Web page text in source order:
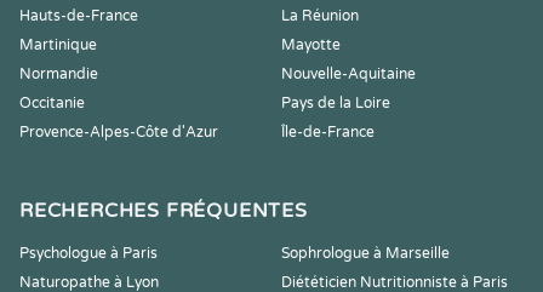
Hauts-de-France
La Réunion
Martinique
Mayotte
Normandie
Nouvelle-Aquitaine
Occitanie
Pays de la Loire
Provence-Alpes-Côte d'Azur
Île-de-France
RECHERCHES FRÉQUENTES
Psychologue à Paris
Sophrologue à Marseille
Naturopathe à Lyon
Diététicien Nutritionniste à Paris